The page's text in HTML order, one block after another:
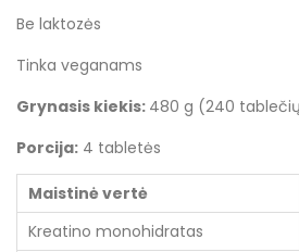
Be laktozės
Tinka veganams
Grynasis kiekis: 480 g (240
Porcija: 4 tabletės
Maistinė vertė
Kreatino monohidratas